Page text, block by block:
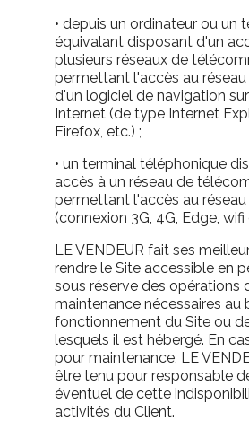
• depuis un ordinateur ou un
équivalant disposant d'un
plusieurs réseaux de
permettant l'accès au
d'un logiciel de navigation
Internet (de type Internet
Firefox, etc.) ;
• un terminal téléphonique
accès à un réseau de
permettant l'accès au
(connexion 3G, 4G, Edge, wifi
LE VENDEUR fait ses
rendre le Site accessible en
sous réserve des opérations
maintenance nécessaires au
fonctionnement du Site ou
lesquels il est hébergé. En
pour maintenance, LE
être tenu pour responsable
éventuel de cette
activités du Client.